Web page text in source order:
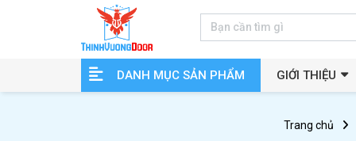
DANH MỤC SẢN PHẨM GIỚI THIỆU
Trang chủ